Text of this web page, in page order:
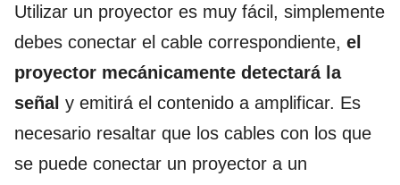
Utilizar un proyector es muy fácil, simplemente
debes conectar el cable correspondiente, el
proyector mecánicamente detectará la
señal y emitirá el contenido a amplificar. Es
necesario resaltar que los cables con los que
se puede conectar un proyector a un